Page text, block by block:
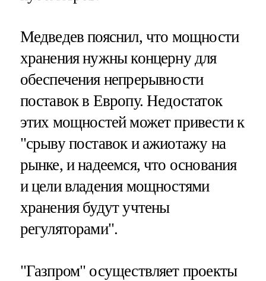
Медведев пояснил, что мощности
хранения нужны концерну для
обеспечения непрерывности
поставок в Европу. Недостаток
этих мощностей может привести к
"срыву поставок и ажиотажу на
рынке, и надеемся, что основания
и цели владения мощностями
хранения будут учтены
регуляторами".
"Газпром" осуществляет проекты